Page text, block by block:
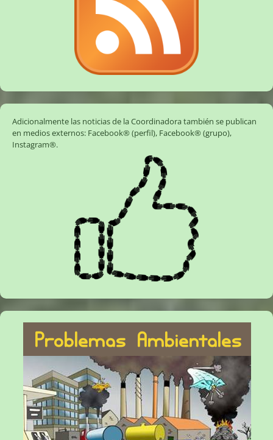
Adicionalmente las noticias de la Coordinadora también se publican
en medios externos: Facebook® (perfil), Facebook® (grupo),
Instagram®.